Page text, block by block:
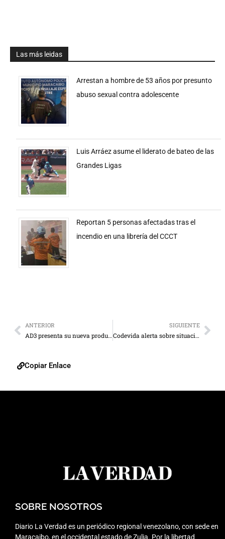
Las más leidas
Arrestan a hombre de 53 años por presunto
abuso sexual contra adolescente
Luis Arráez asume el liderato de bateo de las
Grandes Ligas
Reportan 5 personas afectadas tras el
incendio en una librería del CCCT
ANTERIOR
AD3 presenta su nueva producción musical
SIGUIENTE
Codevida alerta sobre situación de enfermos crónicos
Copiar Enlace
SOBRE NOSOTROS
Diario La Verdad es un periódico regional venezolano, con sede en
Maracaibo, en el occidental estado de Zulia. Por la libertad